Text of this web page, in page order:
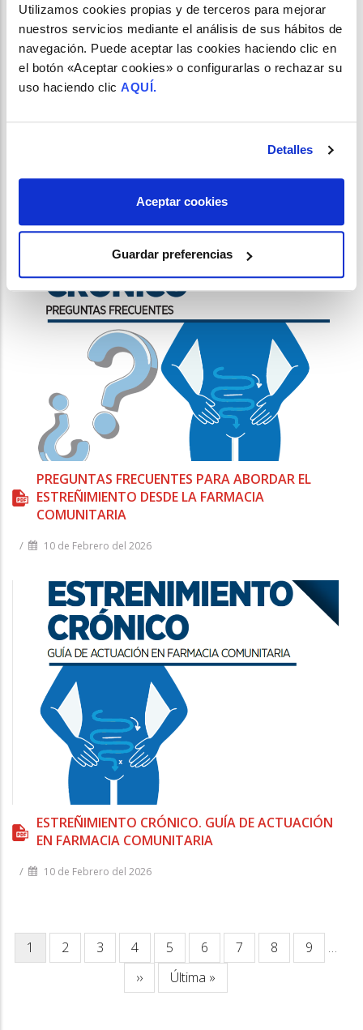
Utilizamos cookies propias y de terceros para mejorar
nuestros servicios mediante el análisis de sus hábitos de
navegación. Puede aceptar las cookies haciendo clic en
el botón «Aceptar cookies» o configurarlas o rechazar su
uso haciendo clic AQUÍ.
Detalles
Aceptar cookies
Guardar preferencias
COLÁGENO POR PARTE DEL FARMACÉUTICO
18 de Febrero del 2026
PREGUNTAS FRECUENTES PARA ABORDAR EL
ESTREÑIMIENTO DESDE LA FARMACIA
COMUNITARIA
/ 10 de Febrero del 2026
ESTREÑIMIENTO CRÓNICO. GUÍA DE ACTUACIÓN
EN FARMACIA COMUNITARIA
/ 10 de Febrero del 2026
Paginación
Página
actual
1 Página
2 Página
3 Página
4 Página
5 Página
6 Página
7 Página
8 Página
9
…
Siguiente
página
››
Última
página
Última »